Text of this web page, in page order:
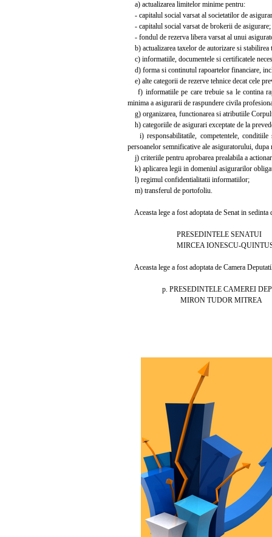
a) actualizarea limitelor minime pentru:
- capitalul social varsat al societatilor de
- capitalul social varsat de brokerii de asigurare;
- fondul de rezerva libera varsat al unui
b) actualizarea taxelor de autorizare si stabilirea
c) informatiile, documentele si certificatele
d) forma si continutul rapoartelor financiare,
e) alte categorii de rezerve tehnice decat cele
f) informatiile pe care trebuie sa le contina
minima a asigurarii de raspundere civila
g) organizarea, functionarea si atributiile
h) categoriile de asigurari exceptate de la
i) responsabilitatile, competentele, conditiile
persoanelor semnificative ale asiguratorului, dupa
j) criteriile pentru aprobarea prealabila a
k) aplicarea legii in domeniul asigurarilor
l) regimul confidentialitatii informatiilor;
m) transferul de portofoliu.
Aceasta lege a fost adoptata de Senat in
PRESEDINTELE SENATUI
MIRCEA IONESCU-
Aceasta lege a fost adoptata de Camera
p. PRESEDINTELE CAMEREI
MIRON TUDOR MITREA